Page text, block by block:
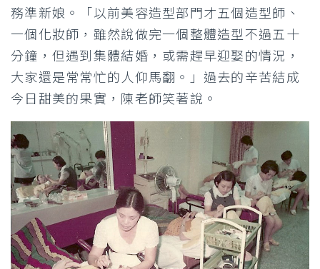
務準新娘。「以前美容造型部門才五個造型師、
一個化妝師，雖然說做完一個整體造型不過五十
分鐘，但遇到集體結婚，或需趕早迎娶的情況，
大家還是常常忙的人仰馬翻。」過去的辛苦結成
今日甜美的果實，陳老師笑著說。